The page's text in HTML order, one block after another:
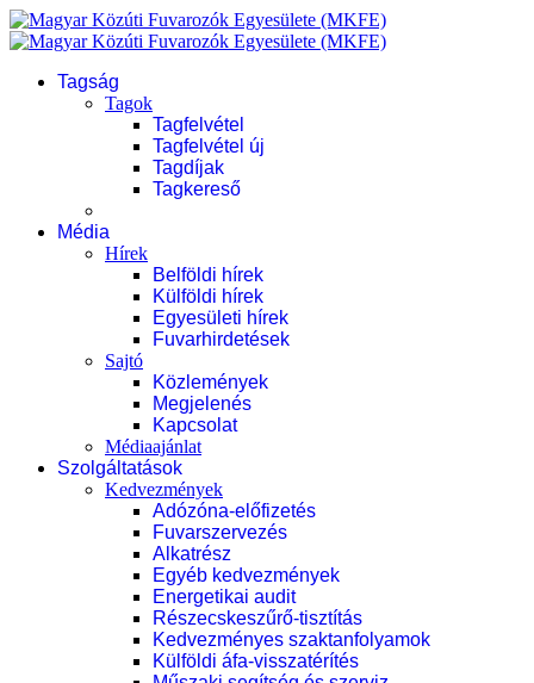
Tagság
Tagok
Tagfelvétel
Tagfelvétel új
Tagdíjak
Tagkereső
Média
Hírek
Belföldi hírek
Külföldi hírek
Egyesületi hírek
Fuvarhirdetések
Sajtó
Közlemények
Megjelenés
Kapcsolat
Médiaajánlat
Szolgáltatások
Kedvezmények
Adózóna-előfizetés
Fuvarszervezés
Alkatrész
Egyéb kedvezmények
Energetikai audit
Részecskeszűrő-tisztítás
Kedvezményes szaktanfolyamok
Külföldi áfa-visszatérítés